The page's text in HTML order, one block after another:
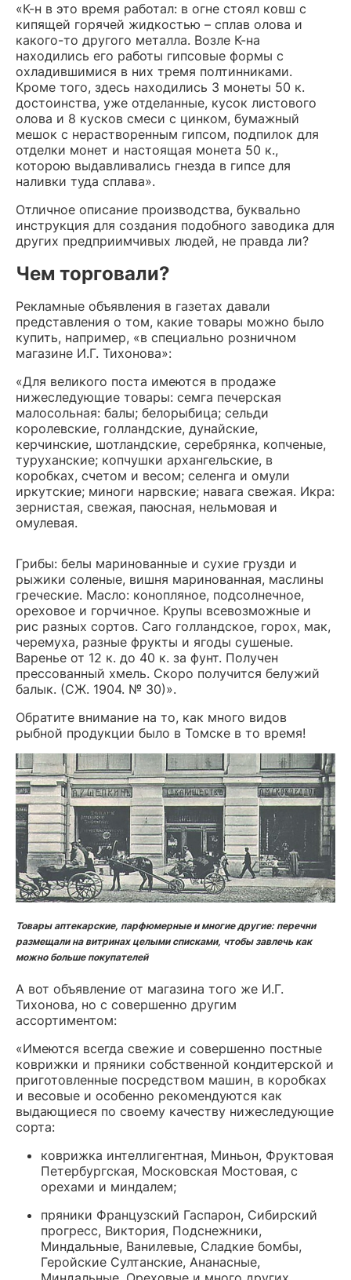
«К-н в это время работал: в огне стоял ковш с
кипящей горячей жидкостью – сплав олова и
какого-то другого металла. Возле К-на
находились его работы гипсовые формы с
охладившимися в них тремя полтинниками.
Кроме того, здесь находились 3 монеты 50 к.
достоинства, уже отделанные, кусок листового
олова и 8 кусков смеси с цинком, бумажный
мешок с нерастворенным гипсом, подпилок для
отделки монет и настоящая монета 50 к.,
которою выдавливались гнезда в гипсе для
наливки туда сплава».
Отличное описание производства, буквально
инструкция для создания подобного заводика для
других предприимчивых людей, не правда ли?
Чем торговали?
Рекламные объявления в газетах давали
представления о том, какие товары можно было
купить, например, «в специально розничном
магазине И.Г. Тихонова»:
«Для великого поста имеются в продаже
нижеследующие товары: семга печерская
малосольная: балы; белорыбица; сельди
королевские, голландские, дунайские,
керчинские, шотландские, серебрянка, копченые,
туруханские; копчушки архангельские, в
коробках, счетом и весом; селенга и омули
иркутские; миноги нарвские; навага свежая. Икра:
зернистая, свежая, паюсная, нельмовая и
омулевая.
Грибы: белы маринованные и сухие грузди и
рыжики соленые, вишня маринованная, маслины
греческие. Масло: конопляное, подсолнечное,
ореховое и горчичное. Крупы всевозможные и
рис разных сортов. Саго голландское, горох, мак,
черемуха, разные фрукты и ягоды сушеные.
Варенье от 12 к. до 40 к. за фунт. Получен
прессованный хмель. Скоро получится белужий
балык. (СЖ. 1904. № 30)».
Обратите внимание на то, как много видов
рыбной продукции было в Томске в то время!
Товары аптекарские, парфюмерные и многие другие: перечни
размещали на витринах целыми списками, чтобы завлечь как
можно больше покупателей
А вот объявление от магазина того же И.Г.
Тихонова, но с совершенно другим
ассортиментом:
«Имеются всегда свежие и совершенно постные
коврижки и пряники собственной кондитерской и
приготовленные посредством машин, в коробках
и весовые и особенно рекомендуются как
выдающиеся по своему качеству нижеследующие
сорта:
коврижка интеллигентная, Миньон, Фруктовая
Петербургская, Московская Мостовая, с
орехами и миндалем;
пряники Французский Гаспарон, Сибирский
прогресс, Виктория, Подснежники,
Миндальные, Ванилевые, Сладкие бомбы,
Геройские Султанские, Ананасные,